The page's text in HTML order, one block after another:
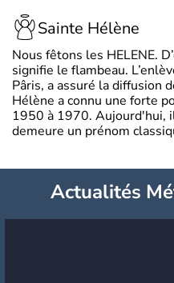
Sainte Hélène
Nous fêtons les HELENE.
signifie le flambeau.
Pâris, a assuré la diffusion
Hélène a connu une forte
1950 à 1970. Aujourd'hui,
demeure un prénom
Actualités